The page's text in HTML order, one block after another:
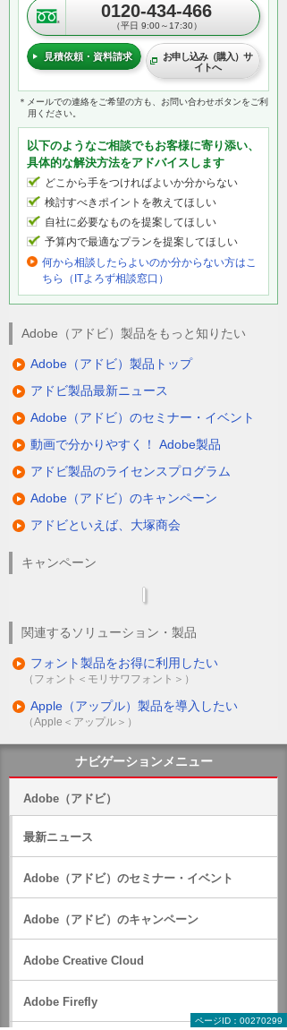
0120-434-466
（平日 9:00～17:30）
見積依頼・資料請求
お申し込み（購入）サ
イトへ
＊メールでの連絡をご希望の方も、お問い合わせボタンをご利
用ください。
以下のようなご相談でもお客様に寄り添い、
具体的な解決方法をアドバイスします
どこから手をつければよいか分からない
検討すべきポイントを教えてほしい
自社に必要なものを提案してほしい
予算内で最適なプランを提案してほしい
何から相談したらよいのか分からない方はこ
ちら（ITよろず相談窓口）
Adobe（アドビ）製品をもっと知りたい
Adobe（アドビ）製品トップ
アドビ製品最新ニュース
Adobe（アドビ）のセミナー・イベント
動画で分かりやすく！ Adobe製品
アドビ製品のライセンスプログラム
Adobe（アドビ）のキャンペーン
アドビといえば、大塚商会
キャンペーン
関連するソリューション・製品
フォント製品をお得に利用したい
（フォント＜モリサワフォント＞）
Apple（アップル）製品を導入したい
（Apple＜アップル＞）
ページID：00270299
ナビゲーションメニュー
Adobe（アドビ）
最新ニュース
Adobe（アドビ）のセミナー・イベント
Adobe（アドビ）のキャンペーン
Adobe Creative Cloud
Adobe Firefly